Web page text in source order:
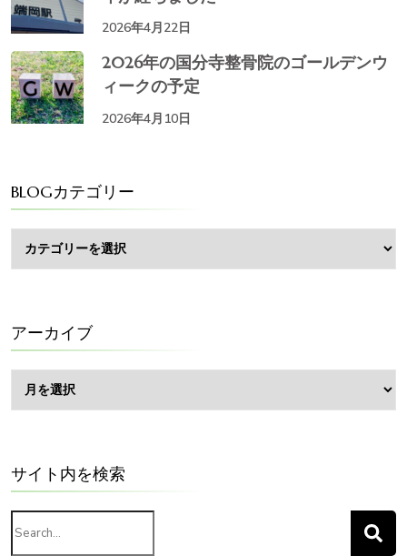
2026年4月22日
2026年の国分寺整骨院のゴールデンウ
ィークの予定
2026年4月10日
BLOGカテゴリー
カ
テ
ー
アーカイブ
ー
カ
サイト内を検索
Search
for: